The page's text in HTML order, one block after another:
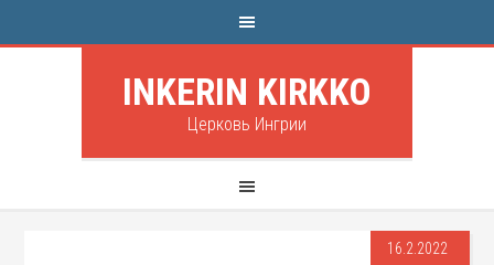
INKERIN KIRKKO
Церковь Ингрии
16.2.2022